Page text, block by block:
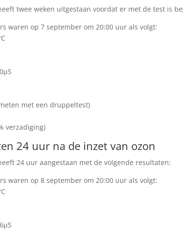
twee weken uitgestaan voordat er met de test is
waren op 7 september om 20:00 uur als volgt:
met een druppeltest)
verzadiging)
24 uur na de inzet van ozon
24 uur aangestaan met de volgende resultaten:
waren op 8 september om 20:00 uur als volgt: